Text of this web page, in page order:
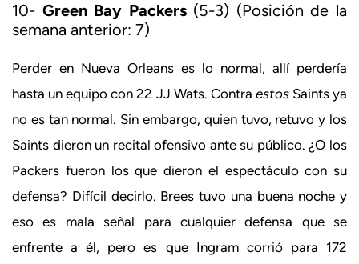
10- Green Bay Packers(5-3) (Posición de la
semana anterior: 7)
Perder en Nueva Orleans es lo normal, allí perdería
hasta un equipo con 22 JJ Wats. Contra estos Saints ya
no es tan normal. Sin embargo, quien tuvo, retuvo y los
Saints dieron un recital ofensivo ante su público. ¿O los
Packers fueron los que dieron el espectáculo con su
defensa? Difícil decirlo. Brees tuvo una buena noche y
eso es mala señal para cualquier defensa que se
enfrente a él, pero es que Ingram corrió para 172